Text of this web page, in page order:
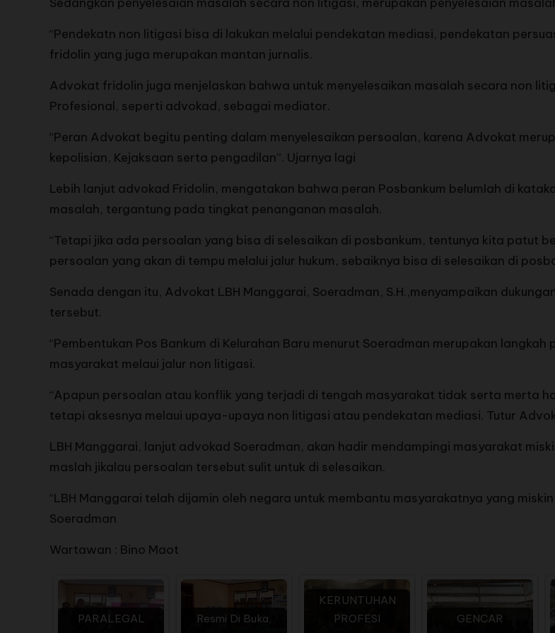
“Pendekatn non litigasi bisa di lakukan melalui pendekatan mediasi, pendekatan
fridolin yang juga merupakan mantan jurnalis.
Advokat fridolin juga menjelaskan bahwa untuk menyelesaikan masalah secara non
Profesional, seperti advokad, sebagai mediator.
“Peran Advokat begitu penting dalam menyelesaikan persoalan, karena Advokat
kepolisian, Kejaksaan serta pengadilan”. Ujarnya lagi
Lebih lanjut advokad Fridolin, mengatakan bahwa peran Posbankum belumlah di
masalah, tergantung pada tingkat penanganan masalah.
“Tetapi jika ada persoalan yang bisa di selesaikan di posbankum, tentunya kita patut
persoalan yang akan di tempu melalui jalur hukum, sebaiknya bisa di selesaikan di
Senada dengan itu, Advokat LBH Manggarai, Soeradman, S.H.,menyampaikan
tersebut.
“Pembentukan Pos Bankum di Kelurahan Baru menurut Soeradman merupakan
masyarakat melaui jalur non litigasi.
“Apapun persoalan atau konflik yang terjadi di tengah masyarakat tidak serta merta
tetapi aksesnya melaui upaya-upaya non litigasi atau pendekatan mediasi. Tutur
LBH Manggarai, lanjut advokad Soeradman, akan hadir mendampingi masyarakat
maslah jikalau persoalan tersebut sulit untuk di selesaikan.
“LBH Manggarai telah dijamin oleh negara untuk membantu masyarakatnya yang
Soeradman
Wartawan : Bino Maot
PARALEGAL
Resmi Di Buka,
KERUNTUHAN
PROFESI
GENCAR